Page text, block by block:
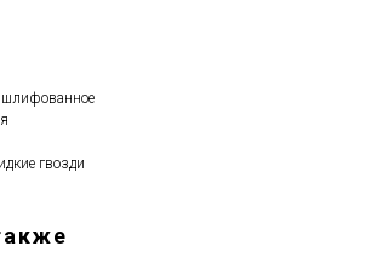
шлифованное
гвозди